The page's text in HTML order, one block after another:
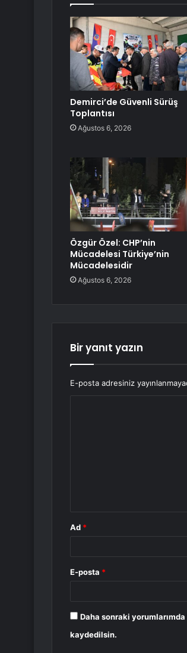
Demirci’de Güvenli Sürüş
Toplantısı
Ağustos 6, 2026
Özgür Özel: CHP’nin
Mücadelesi Türkiye’nin
Mücadelesidir
Ağustos 6, 2026
Bir yanıt yazın
E-posta adresiniz
Ad *
E-posta *
Daha sonraki
kaydedilsin.